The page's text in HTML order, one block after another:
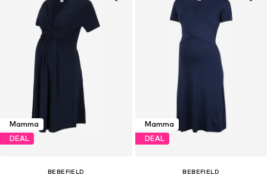
Mamma
DEAL
BEBEFIELD
Mamma
DEAL
BEBEFIELD